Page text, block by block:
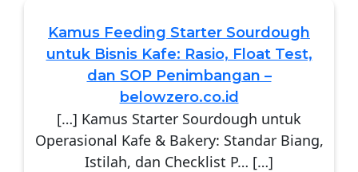
Kamus Feeding Starter Sourdough
untuk Bisnis Kafe: Rasio, Float Test,
dan SOP Penimbangan –
belowzero.co.id
[…] Kamus Starter Sourdough untuk
Operasional Kafe & Bakery: Standar Biang,
Istilah, dan Checklist P… […]